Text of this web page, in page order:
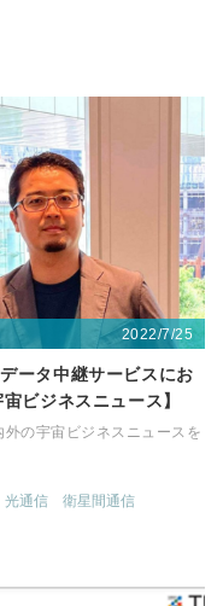
2022/7/25
ータ中継サービスにお
ビジネスニュース】
の宇宙ビジネスニュースを
光通信 衛星間通信